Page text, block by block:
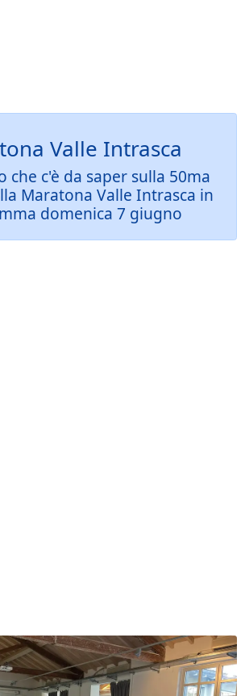
Valle Intrasca
che c'è da saper sulla 50ma
Maratona Valle Intrasca in
domenica 7 giugno